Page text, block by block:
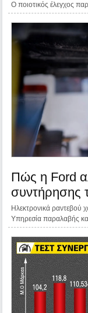
O ποιοτικός έλεγχος
Πώς η Ford
συντήρησης
Ηλεκτρονικά ραντεβού
Υπηρεσία παραλαβής